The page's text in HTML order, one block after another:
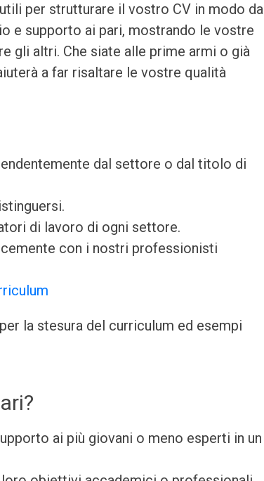
per strutturare il vostro CV in modo da
e supporto ai pari, mostrando le vostre
gli altri. Che siate alle prime armi o già
a far risaltare le vostre qualità
dal settore o dal titolo di
di lavoro di ogni settore.
con i nostri professionisti
la stesura del curriculum ed esempi
ai più giovani o meno esperti in un